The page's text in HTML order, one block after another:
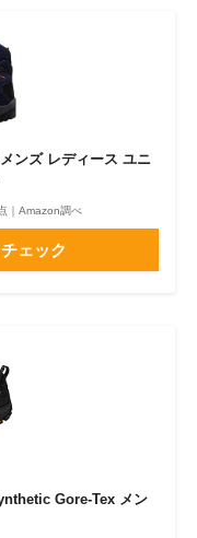
ンズ レディース ユニ
｜Amazon調べ
ェック
Gore-Tex メン